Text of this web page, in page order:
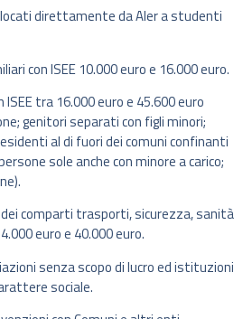
direttamente da Aler a studenti
con ISEE 10.000 euro e 16.000 euro.
tra 16.000 euro e 45.600 euro
genitori separati con figli minori;
al di fuori dei comuni confinanti
sole anche con minore a carico;
comparti trasporti, sicurezza, sanità
euro e 40.000 euro.
senza scopo di lucro ed istituzioni
sociale.